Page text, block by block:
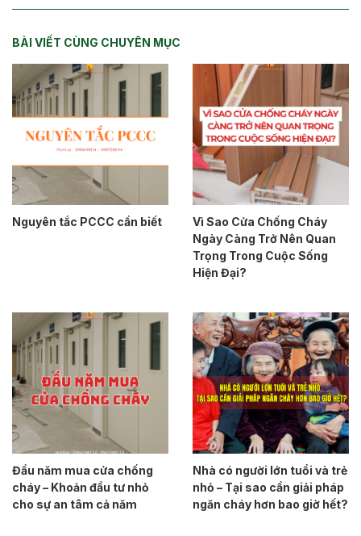
BÀI VIẾT CÙNG CHUYÊN MỤC
Nguyên tắc PCCC cần biết
Vì Sao Cửa Chống Cháy
Ngày Càng Trở Nên Quan
Trọng Trong Cuộc Sống
Hiện Đại?
Đầu năm mua cửa chống
cháy – Khoản đầu tư nhỏ
cho sự an tâm cả năm
Nhà có người lớn tuổi và trẻ
nhỏ – Tại sao cần giải pháp
ngăn cháy hơn bao giờ hết?